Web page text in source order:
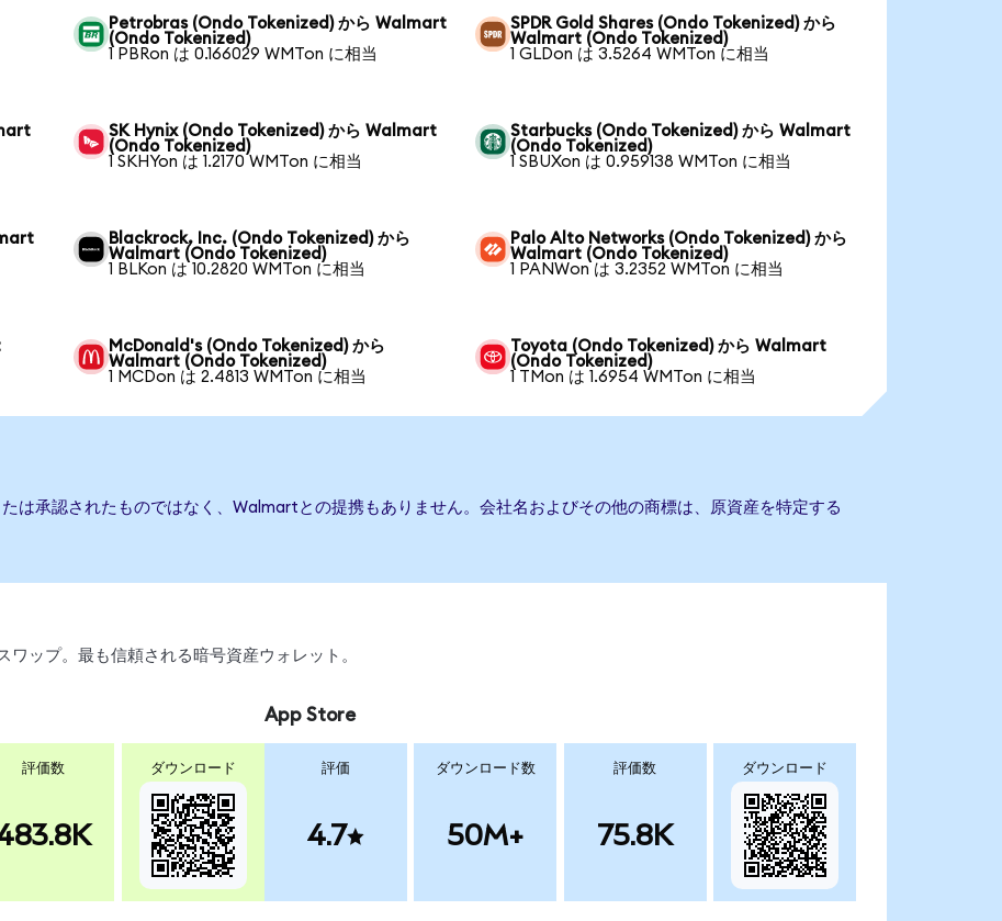
Petrobras (Ondo Tokenized) から Walmart
(Ondo Tokenized)
1 PBRon は 0.166029 WMTon に相当
SPDR Gold Shares (Ondo Tokenized) から
Walmart (Ondo Tokenized)
1 GLDon は 3.5264 WMTon に相当
SK Hynix (Ondo Tokenized) から Walmart
(Ondo Tokenized)
1 SKHYon は 1.2170 WMTon に相当
Starbucks (Ondo Tokenized) から Walmart
(Ondo Tokenized)
1 SBUXon は 0.959138 WMTon に相当
Blackrock, Inc. (Ondo Tokenized) から
Walmart (Ondo Tokenized)
1 BLKon は 10.2820 WMTon に相当
Palo Alto Networks (Ondo Tokenized) から
Walmart (Ondo Tokenized)
1 PANWon は 3.2352 WMTon に相当
McDonald's (Ondo Tokenized) から
Walmart (Ondo Tokenized)
1 MCDon は 2.4813 WMTon に相当
Toyota (Ondo Tokenized) から Walmart
(Ondo Tokenized)
1 TMon は 1.6954 WMTon に相当
は承認されたものではなく、Walmartとの提携もありません。会社名およびその他の商標は、原資産を特定する
ップ。最も信頼される暗号資産ウォレット。
評価数 ダウンロード
App Store
評価
4.7
ダウンロード数
50M+
評価数
75.8K
ダウンロード